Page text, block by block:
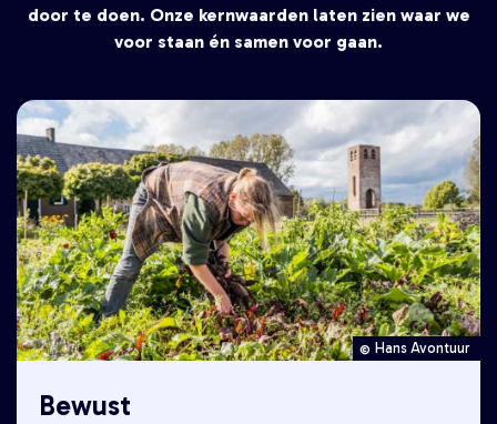
door te doen. Onze kernwaarden laten zien waar we
voor staan én samen voor gaan.
Hans Avontuur
Bewust